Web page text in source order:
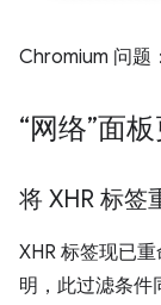
Chromium 问题：
“网络”面
将 XHR 标签
XHR 标签现已
明，此过滤条件